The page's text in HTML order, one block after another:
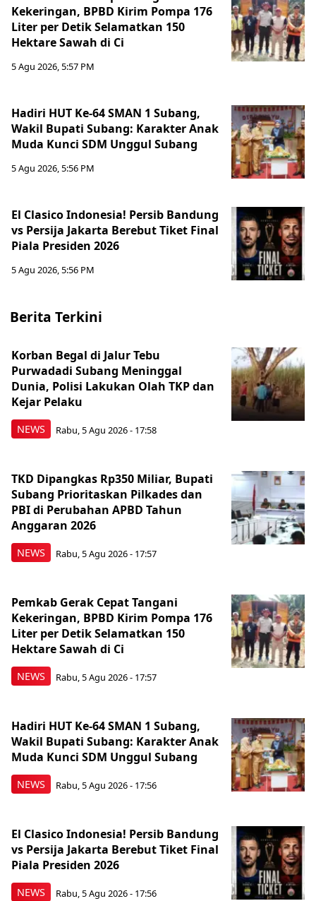
Kekeringan, BPBD Kirim Pompa 176
Liter per Detik Selamatkan 150
Hektare Sawah di Ci
5 Agu 2026, 5:57 PM
Hadiri HUT Ke-64 SMAN 1 Subang,
Wakil Bupati Subang: Karakter Anak
Muda Kunci SDM Unggul Subang
5 Agu 2026, 5:56 PM
El Clasico Indonesia! Persib Bandung
vs Persija Jakarta Berebut Tiket Final
Piala Presiden 2026
5 Agu 2026, 5:56 PM
Berita Terkini
NEWS
Korban Begal di Jalur Tebu
Purwadadi Subang Meninggal
Dunia, Polisi Lakukan Olah TKP dan
Kejar Pelaku
Rabu, 5 Agu 2026 - 17:58
NEWS
TKD Dipangkas Rp350 Miliar, Bupati
Subang Prioritaskan Pilkades dan
PBI di Perubahan APBD Tahun
Anggaran 2026
Rabu, 5 Agu 2026 - 17:57
NEWS
Pemkab Gerak Cepat Tangani
Kekeringan, BPBD Kirim Pompa 176
Liter per Detik Selamatkan 150
Hektare Sawah di Ci
Rabu, 5 Agu 2026 - 17:57
NEWS
Hadiri HUT Ke-64 SMAN 1 Subang,
Wakil Bupati Subang: Karakter Anak
Muda Kunci SDM Unggul Subang
Rabu, 5 Agu 2026 - 17:56
NEWS
El Clasico Indonesia! Persib Bandung
vs Persija Jakarta Berebut Tiket Final
Piala Presiden 2026
Rabu, 5 Agu 2026 - 17:56